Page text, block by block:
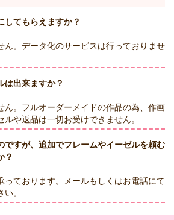
してもらえますか？
ん。データ化のサービスは行っておりませ
は出来ますか？
ん。フルオーダーメイドの作品の為、作画
ルや返品は一切お受けできません。
ですが、追加でフレームやイーゼルを頼む
？
っております。メールもしくはお電話にて
。